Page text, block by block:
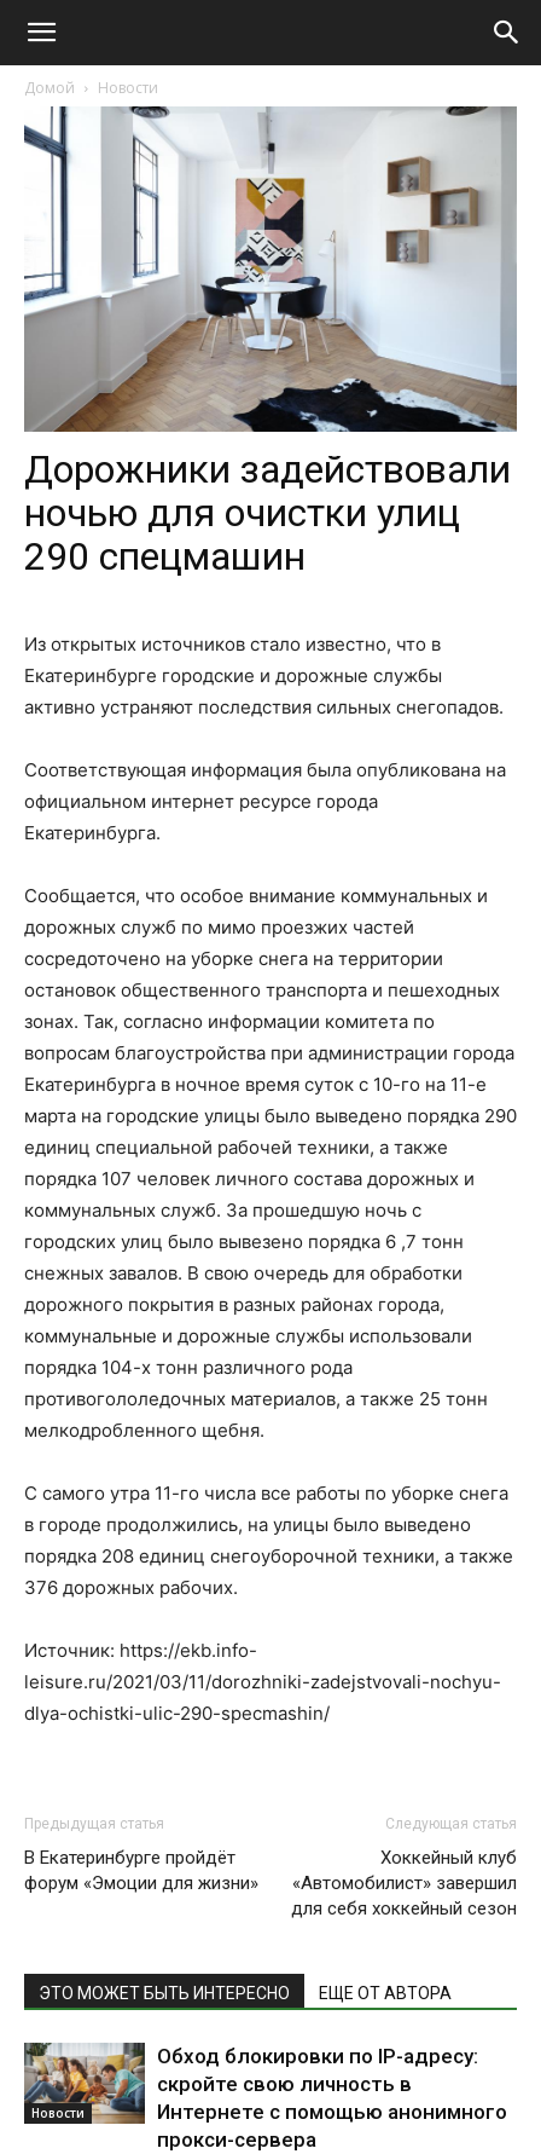
Домой Новости
Дорожники задействовали
ночью для очистки улиц
290 спецмашин
Из открытых источников стало известно, что в
Екатеринбурге городские и дорожные службы
активно устраняют последствия сильных снегопадов.
Соответствующая информация была опубликована на
официальном интернет ресурсе города
Екатеринбурга.
Сообщается, что особое внимание коммунальных и
дорожных служб по мимо проезжих частей
сосредоточено на уборке снега на территории
остановок общественного транспорта и пешеходных
зонах. Так, согласно информации комитета по
вопросам благоустройства при администрации города
Екатеринбурга в ночное время суток с 10-го на 11-е
марта на городские улицы было выведено порядка 290
единиц специальной рабочей техники, а также
порядка 107 человек личного состава дорожных и
коммунальных служб. За прошедшую ночь с
городских улиц было вывезено порядка 6 ,7 тонн
снежных завалов. В свою очередь для обработки
дорожного покрытия в разных районах города,
коммунальные и дорожные службы использовали
порядка 104-х тонн различного рода
противогололедочных материалов, а также 25 тонн
мелкодробленного щебня.
С самого утра 11-го числа все работы по уборке снега
в городе продолжились, на улицы было выведено
порядка 208 единиц снегоуборочной техники, а также
376 дорожных рабочих.
Источник: https://ekb.info-
leisure.ru/2021/03/11/dorozhniki-zadejstvovali-nochyu-
dlya-ochistki-ulic-290-specmashin/
Предыдущая статья
В Екатеринбурге пройдёт
форум «Эмоции для жизни»
Следующая статья
Хоккейный клуб
«Автомобилист» завершил
для себя хоккейный сезон
ЭТО МОЖЕТ БЫТЬ ИНТЕРЕСНО ЕЩЕ ОТ АВТОРА
Новости
Обход блокировки по IP-адресу:
скройте свою личность в
Интернете с помощью анонимного
прокси-сервера